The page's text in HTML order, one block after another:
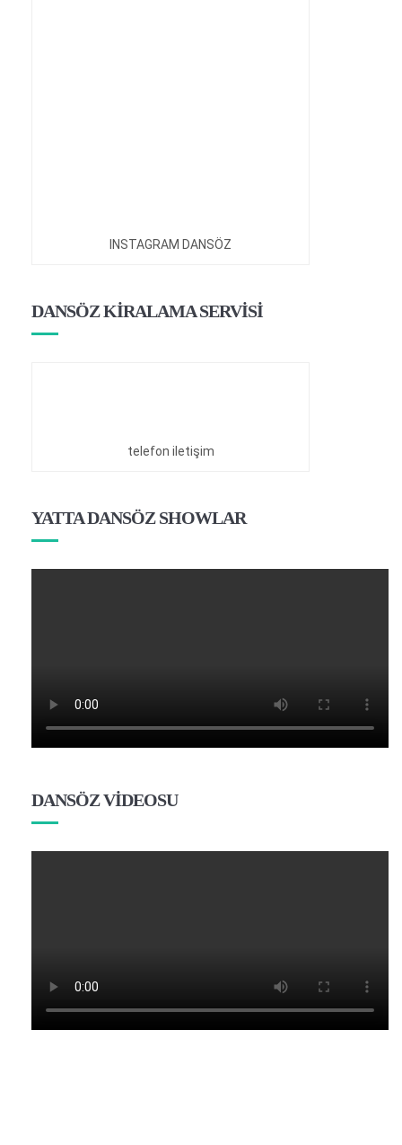
INSTAGRAM DANSÖZ
DANSÖZ KİRALAMA SERVİSİ
telefon iletişim
YATTA DANSÖZ SHOWLAR
DANSÖZ VİDEOSU